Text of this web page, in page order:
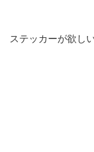
ステッカーが欲し